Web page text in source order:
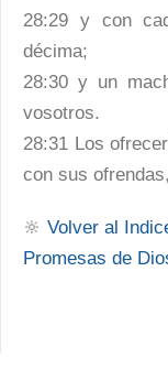
28:29 y con
décima;
28:30 y un
vosotros.
28:31 Los
con sus
🔆 Volver al
Promesas de